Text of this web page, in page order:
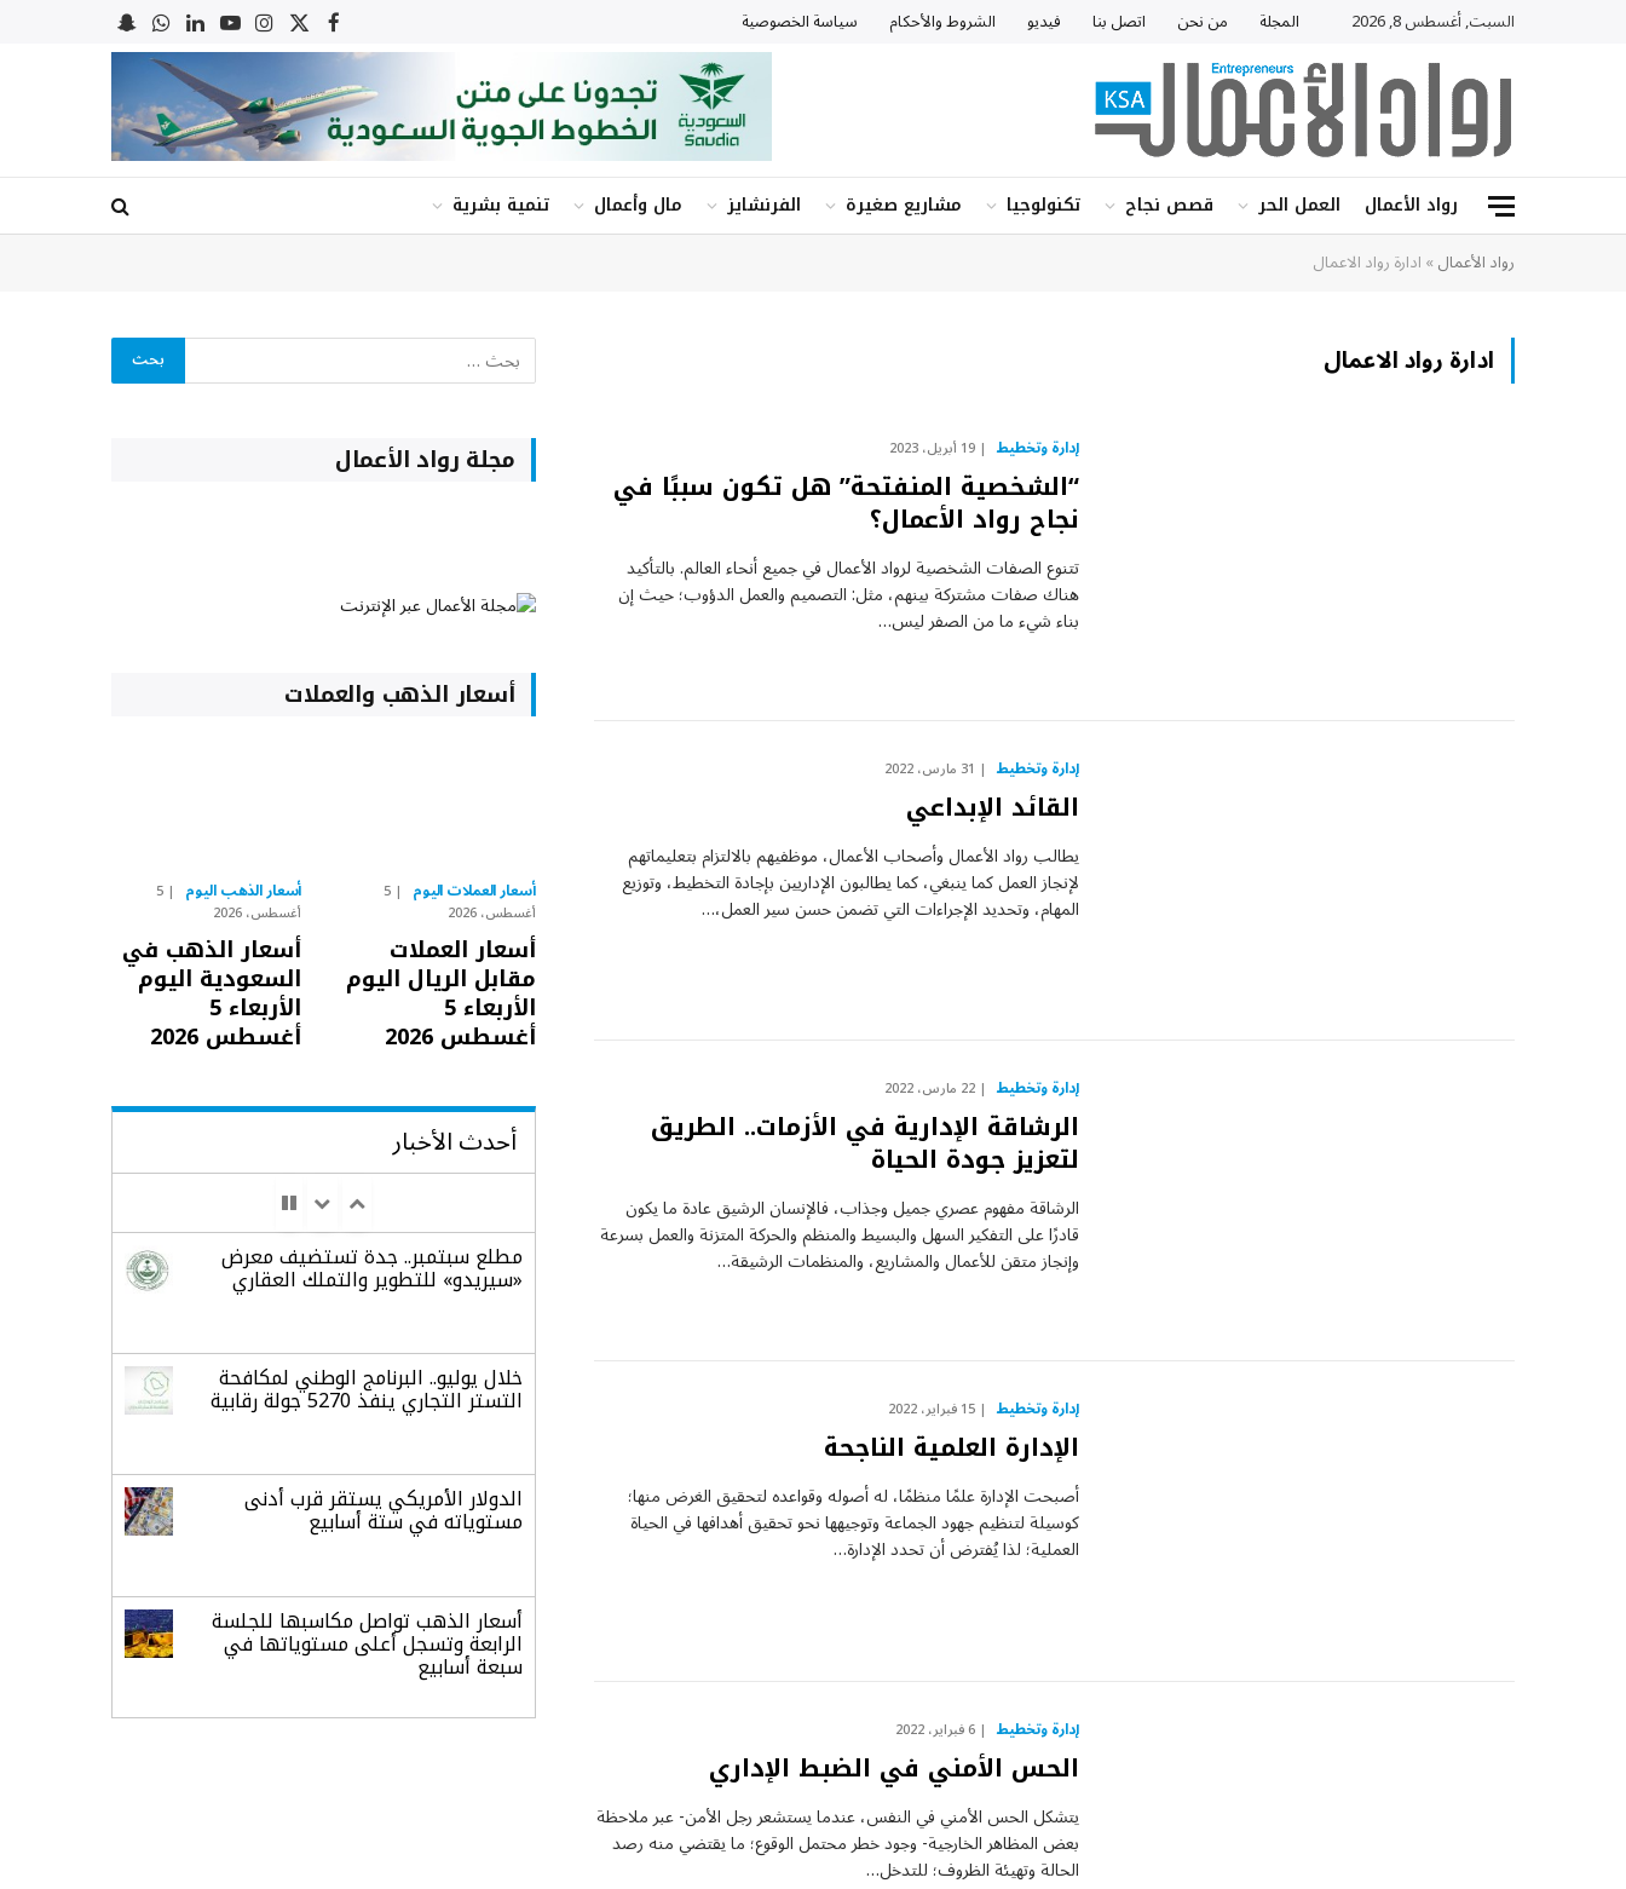
السبت, أغسطس 8, 2026 المجلة من نحن اتصل بنا فيديو الشروط والأحكام سياسة الخصوصية فيسبوك
X
(Twitter)
الانستغرام
يوتيوبلينكدإنواتسابSnapchat
رواد الأعمال العمل الحر قصص نجاح تكنولوجيا مشاريع صغيرة الفرنشايز مال وأعمال تنمية بشرية
رواد الأعمال»ادارة رواد الاعمال
ادارة رواد الاعمال
إدارة وتخطيط 19 أبريل، 2023
“الشخصية المنفتحة” هل تكون سببًا في
نجاح رواد الأعمال؟
تتنوع الصفات الشخصية لرواد الأعمال في جميع أنحاء العالم. بالتأكيد
هناك صفات مشتركة بينهم، مثل: التصميم والعمل الدؤوب؛ حيث إن
بناء شيء ما من الصفر ليس…
إدارة وتخطيط 31 مارس، 2022
القائد الإبداعي
يطالب رواد الأعمال وأصحاب الأعمال، موظفيهم بالالتزام بتعليماتهم
لإنجاز العمل كما ينبغي، كما يطالبون الإداريين بإجادة التخطيط، وتوزيع
المهام، وتحديد الإجراءات التي تضمن حسن سير العمل،…
إدارة وتخطيط 22 مارس، 2022
الرشاقة الإدارية في الأزمات.. الطريق
لتعزيز جودة الحياة
الرشاقة مفهوم عصري جميل وجذاب، فالإنسان الرشيق عادة ما يكون
قادرًا على التفكير السهل والبسيط والمنظم والحركة المتزنة والعمل بسرعة
وإنجاز متقن للأعمال والمشاريع، والمنظمات الرشيقة…
إدارة وتخطيط 15 فبراير، 2022
الإدارة العلمية الناجحة
أصبحت الإدارة علمًا منظمًا، له أصوله وقواعده لتحقيق الغرض منها؛
كوسيلة لتنظيم جهود الجماعة وتوجيهها نحو تحقيق أهدافها في الحياة
العملية؛ لذا يُفترض أن تحدد الإدارة…
إدارة وتخطيط 6 فبراير، 2022
الحس الأمني في الضبط الإداري
يتشكل الحس الأمني في النفس، عندما يستشعر رجل الأمن- عبر ملاحظة
بعض المظاهر الخارجية- وجود خطر محتمل الوقوع؛ ما يقتضي منه رصد
الحالة وتهيئة الظروف؛ للتدخل…
مجلة رواد الأعمال
أسعار الذهب والعملات
أسعار العملات اليوم 5
أغسطس، 2026
أسعار العملات
مقابل الريال اليوم
الأربعاء 5
أغسطس 2026
أسعار الذهب اليوم 5
أغسطس، 2026
أسعار الذهب في
السعودية اليوم
الأربعاء 5
أغسطس 2026
أحدث الأخبار
مطلع سبتمبر.. جدة تستضيف معرض
«سيريدو» للتطوير والتملك العقاري
خلال يوليو.. البرنامج الوطني لمكافحة
التستر التجاري ينفذ 5270 جولة رقابية
الدولار الأمريكي يستقر قرب أدنى
مستوياته في ستة أسابيع
أسعار الذهب تواصل مكاسبها للجلسة
الرابعة وتسجل أعلى مستوياتها في
سبعة أسابيع